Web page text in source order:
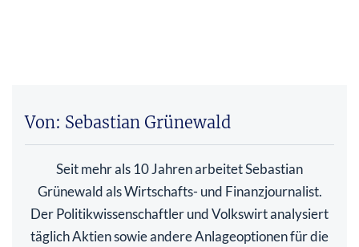
Von: Sebastian Grünewald
Seit mehr als 10 Jahren arbeitet Sebastian
Grünewald als Wirtschafts- und Finanzjournalist.
Der Politikwissenschaftler und Volkswirt analysiert
täglich Aktien sowie andere Anlageoptionen für die